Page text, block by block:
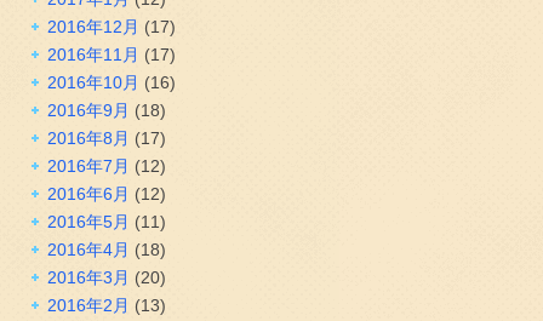
2016年12月 (17)
2016年11月 (17)
2016年10月 (16)
2016年9月 (18)
2016年8月 (17)
2016年7月 (12)
2016年6月 (12)
2016年5月 (11)
2016年4月 (18)
2016年3月 (20)
2016年2月 (13)